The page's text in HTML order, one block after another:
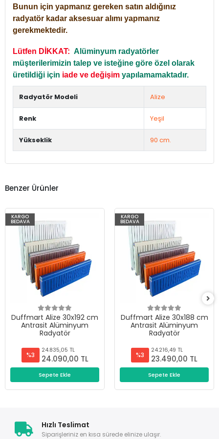
Bunun için yapmanız gereken satın aldığınız
radyatör kadar aksesuar alımı yapmanız
gerekmektedir.
Lütfen DİKKAT: Alüminyum radyatörler
müşterilerimizin talep ve isteğine göre özel olarak
üretildiği için iade ve değişim yapılamamaktadır.
Radyatör Modeli Alize
Renk Yeşil
Yükseklik 90 cm.
Benzer Ürünler
KARGO
BEDAVA
Duffmart Alize 30x192 cm
Antrasit Alüminyum
Radyatör
%3
24.835,05 TL
24.090,00 TL
Sepete Ekle
KARGO
BEDAVA
Duffmart Alize 30x188 cm
Antrasit Alüminyum
Radyatör
%3
24.216,49 TL
23.490,00 TL
Sepete Ekle
Hızlı Teslimat
Siparişleriniz en kısa sürede elinize ulaşır.